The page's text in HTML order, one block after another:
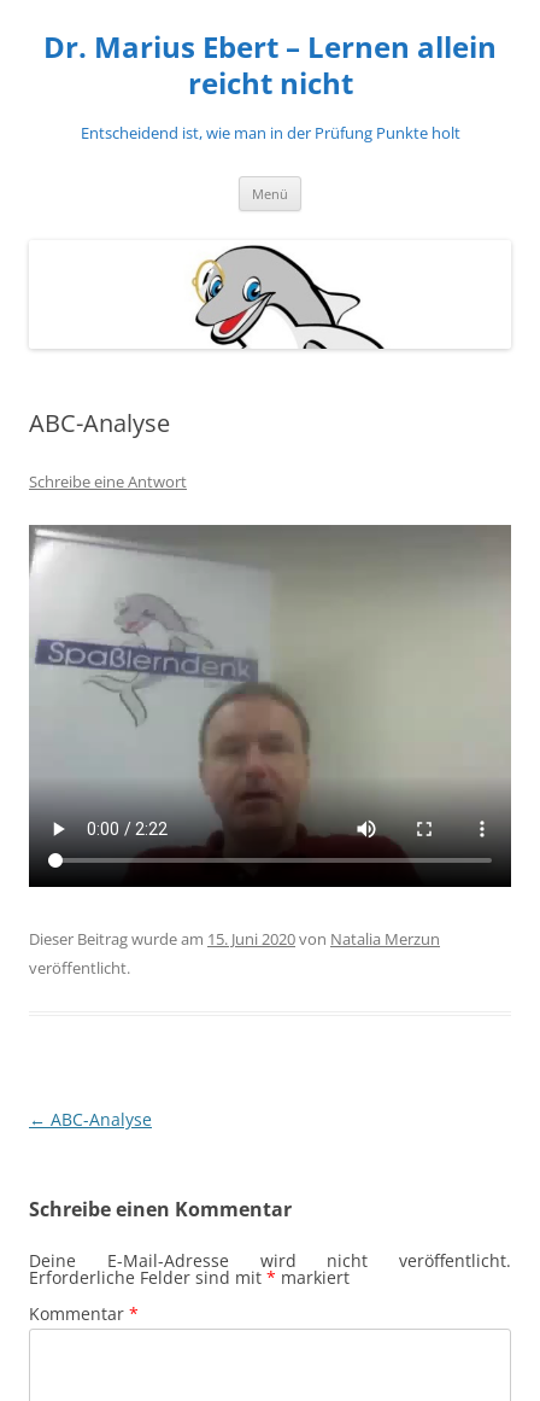
springen
Dr. Marius Ebert – Lernen allein
reicht nicht
Entscheidend ist, wie man in der Prüfung Punkte holt
Menü
ABC-Analyse
Schreibe eine Antwort
Dieser Beitrag wurde am 15. Juni 2020von Natalia Merzun
veröffentlicht.
Beitragsnavigation
← ABC-Analyse
Schreibe einen Kommentar
Deine E-Mail-Adresse wird nicht veröffentlicht.
Erforderliche Felder sind mit * markiert
Kommentar *